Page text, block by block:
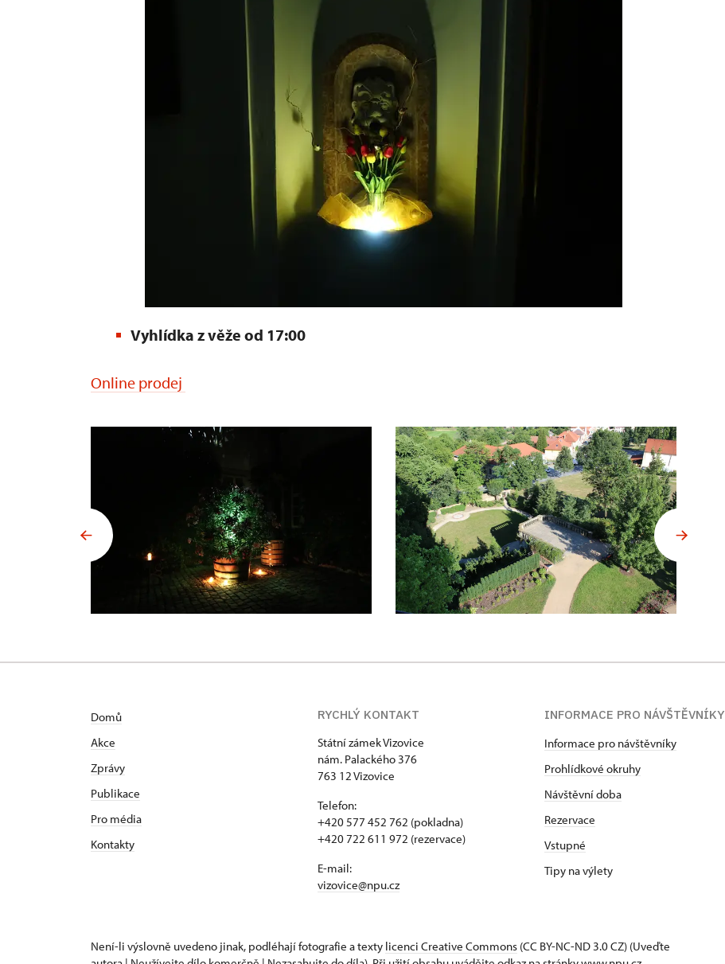
Vyhlídka z věže od 17:00
Online prodej
Domů
Akce
Zprávy
Publikace
Pro média
Kontakty
RYCHLÝ KONTAKT
Státní zámek Vizovice
nám. Palackého 376
763 12 Vizovice
Telefon:
+420 577 452 762 (pokladna)
+420 722 611 972 (rezervace)
E-mail:
vizovice@npu.cz
INFORMACE PRO NÁVŠTĚVNÍKY
Informace pro návštěvníky
Prohlídkové okruhy
Návštěvní doba
Rezervace
Vstupné
Tipy na výlety
Není-li výslovně uvedeno jinak, podléhají fotografie a texty licenci Creative Commons (CC BY-NC-ND 3.0 CZ) (Uveďte